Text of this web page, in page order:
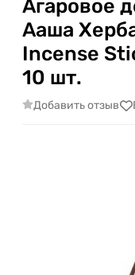
Агаровое
Ааша
Incense
10 шт.
Добавить отзыв